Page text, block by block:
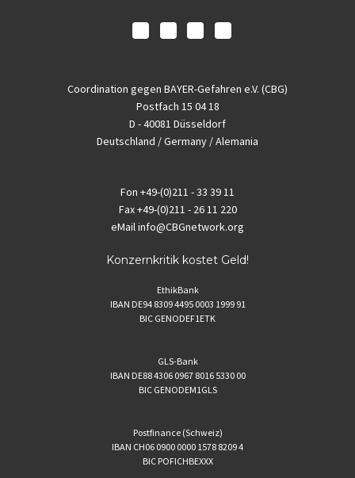
Coordination gegen BAYER-Gefahren e.V. (CBG)
Postfach 15 04 18
D - 40081 Düsseldorf
Deutschland / Germany / Alemania
Fon +49-(0)211 - 33 39 11
Fax+49-(0)211 - 26 11 220
eMailinfo@CBGnetwork.org
Konzernkritik kostet Geld!
EthikBank
IBAN DE94 8309 4495 0003 1999 91
BIC GENODEF1ETK
GLS-Bank
IBAN DE88 4306 0967 8016 5330 00
BIC GENODEM1GLS
Postfinance (Schweiz)
IBAN CH06 0900 0000 1578 8209 4
BIC POFICHBEXXX